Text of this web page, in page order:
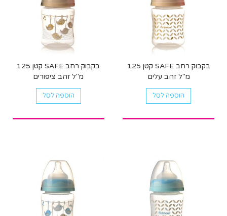
בקבוק רחב SAFE קטן 125
מ"ל זהב עלים
הוספה לסל
בקבוק רחב SAFE קטן 125
מ"ל זהב ציפורים
הוספה לסל